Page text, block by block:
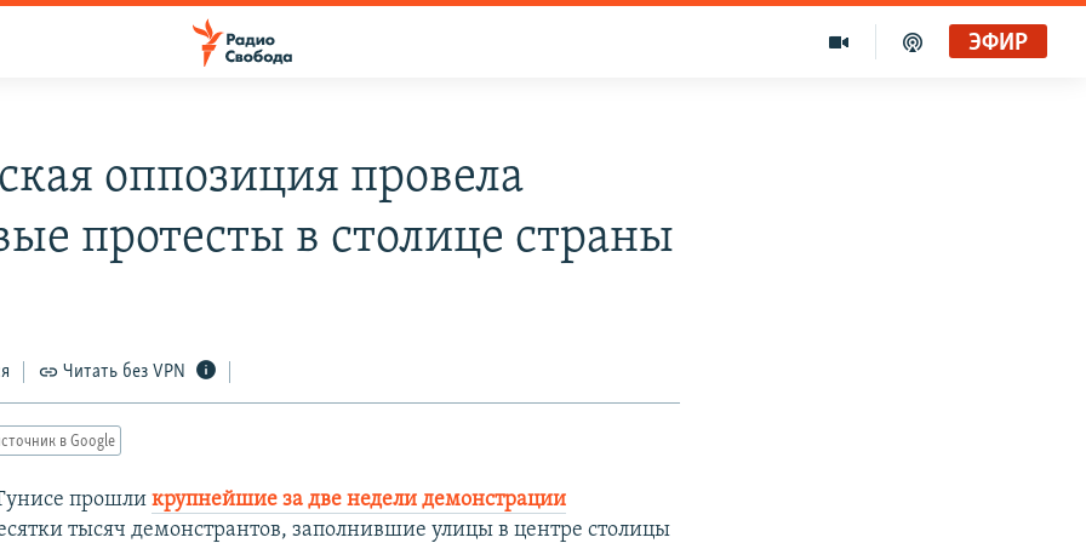
ЭФИР
оппозиция провела
протесты в столице страны
Читать без VPN
в Google
прошликрупнейшие за две недели демонстрации
тысяч демонстрантов, заполнившие улицы в центре столицы